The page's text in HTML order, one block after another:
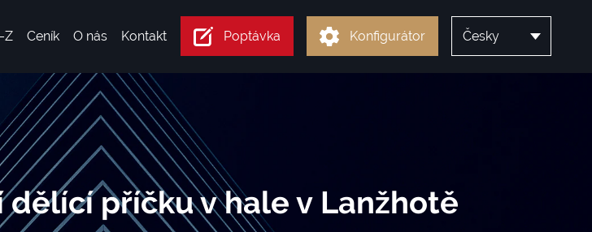
příčku v hale v Lanžhotě
Ceník O nás Kontakt Poptávka Konfigurátor Česky